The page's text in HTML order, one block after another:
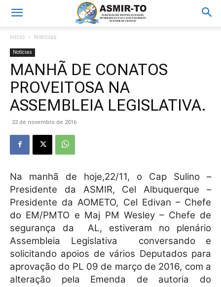
Início Notícias
Notícias
MANHÃ DE CONATOS
PROVEITOSA NA
ASSEMBLEIA LEGISLATIVA.
22 de novembro de 2016
Na manhã de hoje,22/11, o Cap Sulino –
Presidente da ASMIR, Cel Albuquerque –
Presidente da AOMETO, Cel Edivan – Chefe
do EM/PMTO e Maj PM Wesley – Chefe de
segurança da
AL, estiveram no plenário
Assembleia Legislativa
conversando e
solicitando apoios de vários Deputados para
aprovação do PL 09 de março de 2016, com a
alteração pela Emenda de autoria do